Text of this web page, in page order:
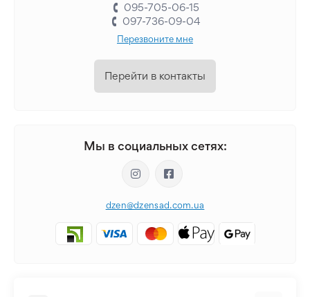
095-705-06-15
097-736-09-04
Перезвоните мне
Перейти в контакты
Мы в социальных сетях:
dzen@dzensad.com.ua